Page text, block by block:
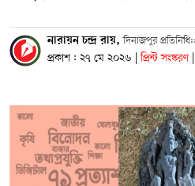
নারায়ন চন্দ্র রায়,দিনাজপুর প্রতিনিধি::
প্রকাশ : ২৭ মে ২০২৬ | প্রিন্ট সংস্করণ |